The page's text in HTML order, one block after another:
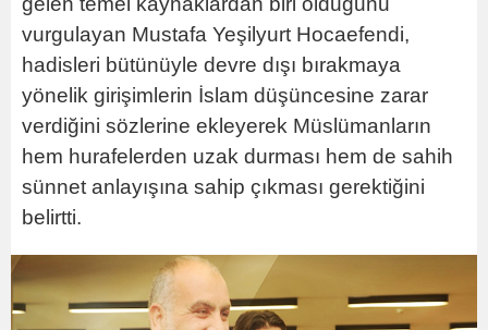
vurgulayan Mustafa Yeşilyurt Hocaefendi,
hadisleri bütünüyle devre dışı bırakmaya
yönelik girişimlerin İslam düşüncesine zarar
verdiğini sözlerine ekleyerek Müslümanların
hem hurafelerden uzak durması hem de sahih
sünnet anlayışına sahip çıkması gerektiğini
belirtti.